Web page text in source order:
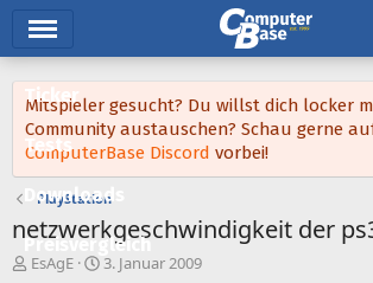
Ticker
Tests
Downloads
Preisvergleich
Mitspieler gesucht? Du willst dich locker
Community austauschen? Schau gerne
ComputerBase Discord vorbei!
PlayStation
netzwerkgeschwindigkeit der
E
EsAgE
E
3. Januar 2009